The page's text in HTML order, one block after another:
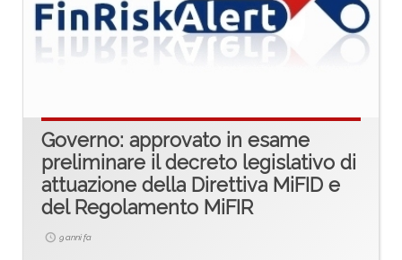
Governo: approvato in esame
preliminare il decreto legislativo di
attuazione della Direttiva MiFID e
del Regolamento MiFIR
9 anni fa